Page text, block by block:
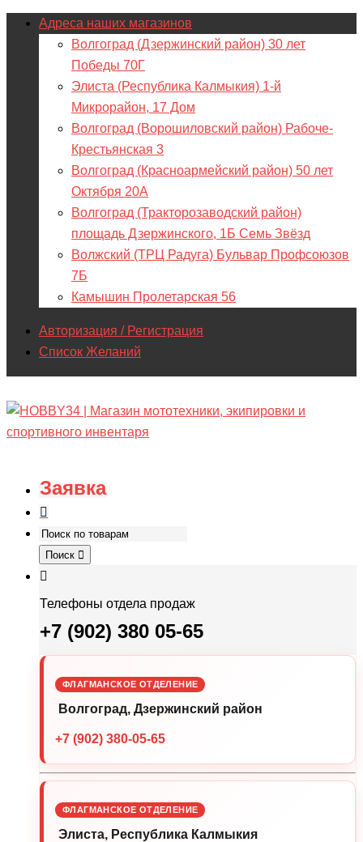
Адреса наших магазинов
Волгоград (Дзержинский район) 30 лет
Победы 70Г
Элиста (Республика Калмыкия) 1-й
Микрорайон, 17 Дом
Волгоград (Ворошиловский район) Рабоче-
Крестьянская 3
Волгоград (Красноармейский район) 50 лет
Октября 20А
Волгоград (Тракторозаводский район)
площадь Дзержинского, 1Б Семь Звёзд
Волжский (ТРЦ Радуга) Бульвар Профсоюзов
7Б
Камышин Пролетарская 56
Авторизация / Регистрация
Список Желаний
Заявка
Поиск
Телефоны отдела продаж
+7 (902) 380 05-65
ФЛАГМАНСКОЕ ОТДЕЛЕНИЕ
Волгоград, Дзержинский район
+7 (902) 380-05-65
ФЛАГМАНСКОЕ ОТДЕЛЕНИЕ
Элиста, Республика Калмыкия